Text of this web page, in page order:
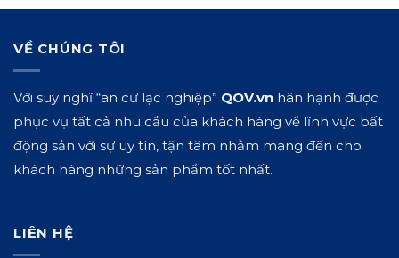
VỀ CHÚNG TÔI
Với suy nghĩ “an cư lạc nghiệp” QOV.vn hân hạnh được
phục vụ tất cả nhu cầu của khách hàng về lĩnh vực bất
động sản với sự uy tín, tận tâm nhằm mang đến cho
khách hàng những sản phẩm tốt nhất.
LIÊN HỆ